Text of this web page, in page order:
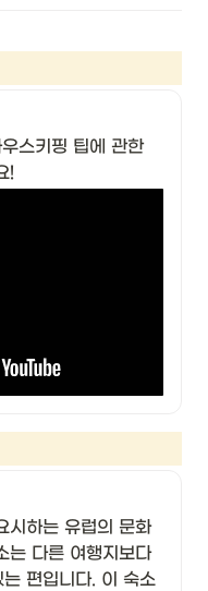
스키핑 팁에 관한
!
시하는 유럽의 문화
는 다른 여행지보다
편입니다. 이 숙소